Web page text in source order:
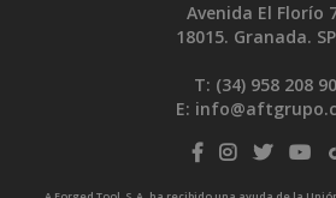
Avenida El Florío
18015. Granada.
T: (34) 958 208
E: